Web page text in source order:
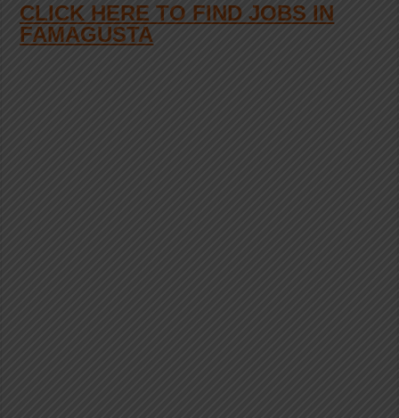
CLICK HERE TO FIND JOBS IN
FAMAGUSTA